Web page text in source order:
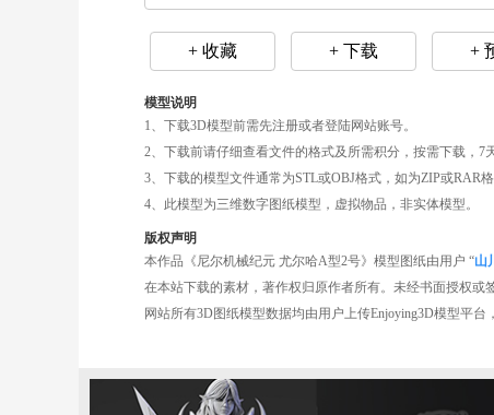
+ 收藏 + 下载 +
模型说明
1、下载3D模型前需先注册或者登陆网站账号。
2、下载前请仔细查看文件的格式及所需积分，按需下载，7
3、下载的模型文件通常为STL或OBJ格式，如为ZIP或RAR
4、此模型为三维数字图纸模型，虚拟物品，非实体模型。
版权声明
本作品《尼尔机械纪元 尤尔哈A型2号》模型图纸由用户 “山
在本站下载的素材，著作权归原作者所有。未经书面授权
网站所有3D图纸模型数据均由用户上传Enjoying3D模型平台